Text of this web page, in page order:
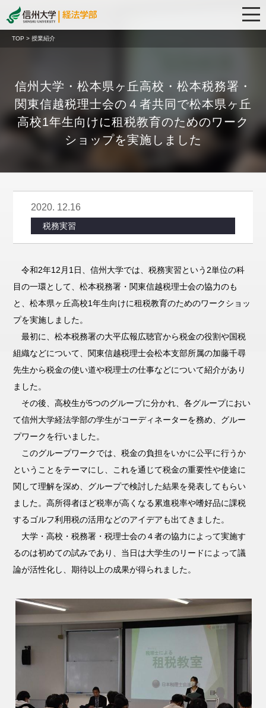
TOP > 授業紹介
信州大学・松本県ヶ丘高校・松本税務署・
関東信越税理士会の４者共同で松本県ヶ丘
高校1年生向けに租税教育のためのワーク
ショップを実施しました
2020. 12.16
税務実習
令和2年12月1日、信州大学では、税務実習という2単位の科
目の一環として、松本税務署・関東信越税理士会の協力のも
と、松本県ヶ丘高校1年生向けに租税教育のためのワークショッ
プを実施しました。
最初に、松本税務署の大平広報広聴官から税金の役割や国税
組織などについて、関東信越税理士会松本支部所属の加藤千尋
先生から税金の使い道や税理士の仕事などについて紹介があり
ました。
その後、高校生が5つのグループに分かれ、各グループにおい
て信州大学経法学部の学生がコーディネーターを務め、グルー
プワークを行いました。
このグループワークでは、税金の負担をいかに公平に行うか
ということをテーマにし、これを通じて税金の重要性や使途に
関して理解を深め、グループで検討した結果を発表してもらい
ました。高所得者ほど税率が高くなる累進税率や嗜好品に課税
するゴルフ利用税の活用などのアイデアも出てきました。
大学・高校・税務署・税理士会の４者の協力によって実施す
るのは初めての試みであり、当日は大学生のリードによって議
論が活性化し、期待以上の成果が得られました。